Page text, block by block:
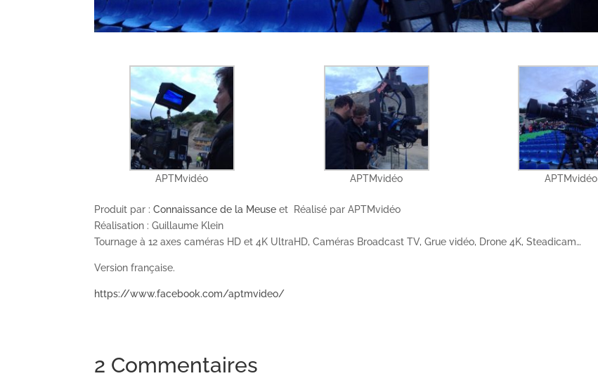
APTMvidéo APTMvidéo APTMvidéo
Produit par :Connaissance de la Meuse et Réalisé par APTMvidéo
Réalisation :Guillaume Klein
Tournage à 12 axes caméras HD et 4K UltraHD, Caméras Broadcast TV, Grue vidéo, Drone 4K, Steadicam…
Version française.
https://www.facebook.com/aptmvideo/
2 Commentaires